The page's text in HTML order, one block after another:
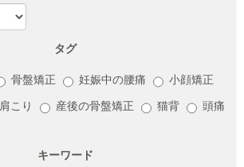
タグ
骨盤矯正 妊娠中の腰痛 小顔矯正
肩こり 産後の骨盤矯正 猫背
頭痛
キーワード